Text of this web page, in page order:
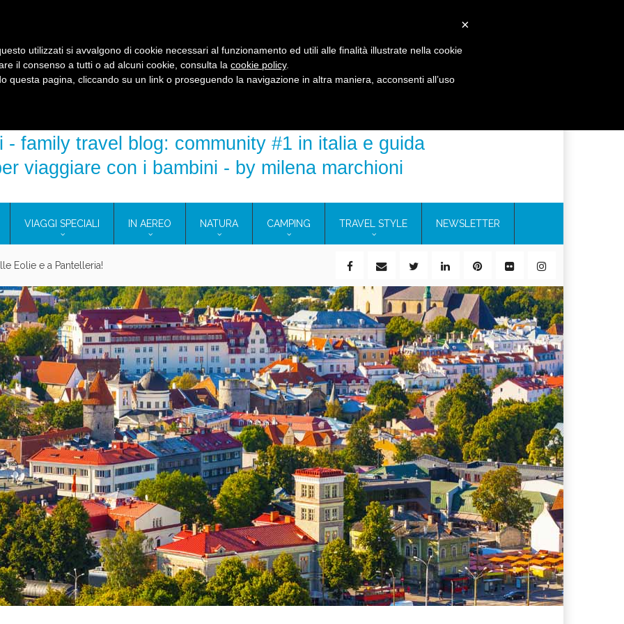
- family travel blog: community #1 in italia e guida
viaggiare con i bambini - by milena marchioni
VIAGGI SPECIALI IN AEREO NATURA CAMPING TRAVEL STYLE NEWSLETTER
Eolie e a Pantelleria!
in campeggio con i bambini: come trovare l’offerta migliore?
PRATICI Assicurazione viaggio estate 2026: lo sconto Columbus supera il 21%
CONSIGLI PRATICI Cosmetici solidi in viaggio: i prodotti che hanno conquistato la mia valigia (e la pelle sensibile)
×
utilizzati si avvalgono di cookie necessari al funzionamento ed utili alle finalità illustrate nella cookie
il consenso a tutti o ad alcuni cookie, consulta la cookie policy.
questa pagina, cliccando su un link o proseguendo la navigazione in altra maniera, acconsenti all’uso